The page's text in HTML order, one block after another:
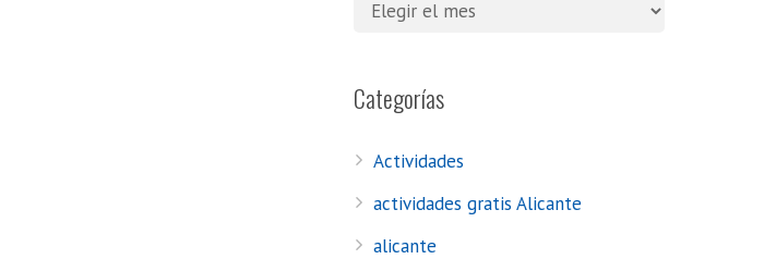
Categorías
Actividades
actividades gratis Alicante
alicante